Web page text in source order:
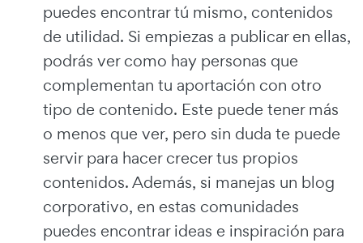
puedes encontrar tú mismo, contenidos
de utilidad. Si empiezas a publicar en ellas,
podrás ver como hay personas que
complementan tu aportación con otro
tipo de contenido. Este puede tener más
o menos que ver, pero sin duda te puede
servir para hacer crecer tus propios
contenidos. Además, si manejas un blog
corporativo, en estas comunidades
puedes encontrar ideas e inspiración para